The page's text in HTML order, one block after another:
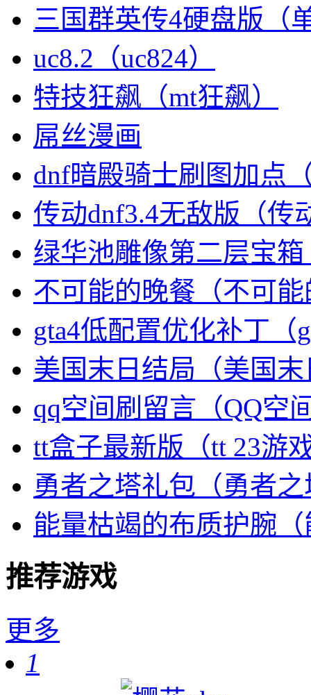
三国群英传4硬盘版（
uc8.2（uc824）
特技狂飙（mt狂飙）
屌丝漫画
dnf暗殿骑士刷图加点
传动dnf3.4无敌版（传
绿华池雕像第二层宝
不可能的晚餐（不可
gta4低配置优化补丁（
美国末日结局（美国
qq空间刷留言（QQ空
tt盒子最新版（tt 23游
勇者之塔礼包（勇者
能量枯竭的布质护腕
推荐游戏
更多
1